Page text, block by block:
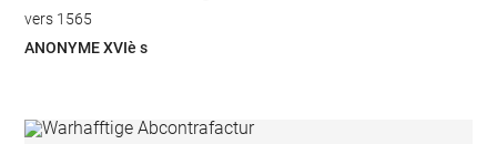
vers 1565
ANONYME XVIè s